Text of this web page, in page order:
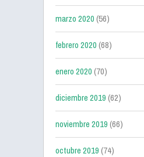
marzo 2020(56)
febrero 2020(68)
enero 2020(70)
diciembre 2019(62)
noviembre 2019(66)
octubre 2019(74)